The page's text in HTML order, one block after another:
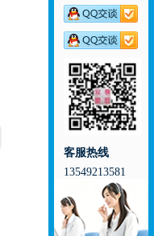
客服热线
13549213581